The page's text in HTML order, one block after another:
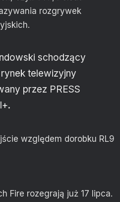
rozgrywek
schodzący
telewizyjny
przez PRESS
względem dorobku RL9
Fire rozegrają już 17 lipca.